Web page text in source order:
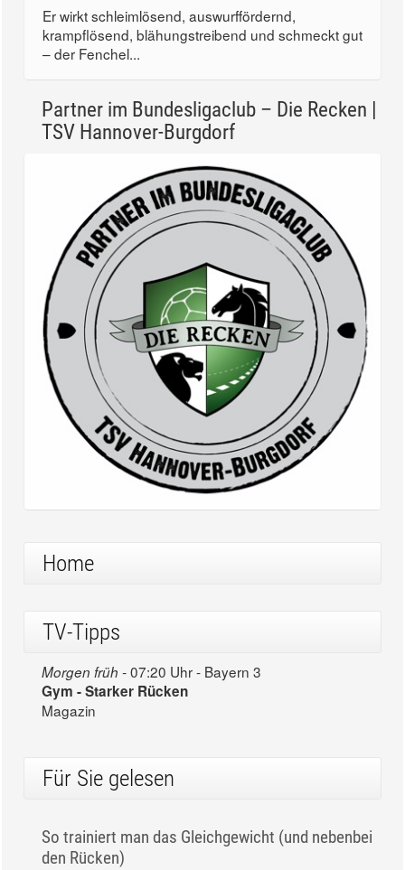
Er wirkt schleimlösend, auswurffördernd,
krampflösend, blähungstreibend und schmeckt gut
– der Fenchel...
Partner im Bundesligaclub – Die Recken |
TSV Hannover-Burgdorf
Home
TV-Tipps
Morgen früh -07:20 Uhr - Bayern 3
Gym - Starker Rücken
Magazin
Für Sie gelesen
So trainiert man das Gleichgewicht (und nebenbei
den Rücken)